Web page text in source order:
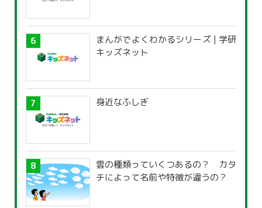
まんがでよくわかるシリーズ | 学研
キッズネット
身近なふしぎ
雲の種類っていくつあるの？ カタ
チによって名前や特徴が違うの？